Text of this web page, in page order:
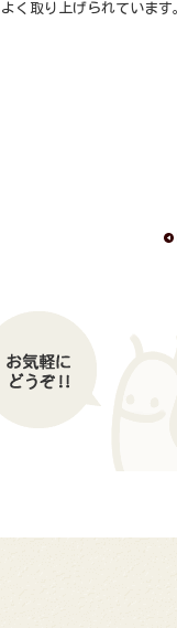
よく取り上げられています